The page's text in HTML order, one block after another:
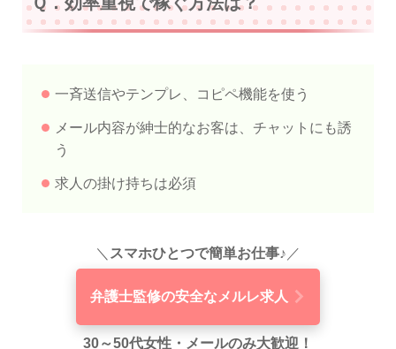
一斉送信やテンプレ、コピペ機能を使う
メール内容が紳士的なお客は、チャットにも誘
う
求人の掛け持ちは必須
＼ スマホひとつで簡単お仕事♪ ／
弁護士監修の安全なメルレ求人
30～50代女性・メールのみ大歓迎！